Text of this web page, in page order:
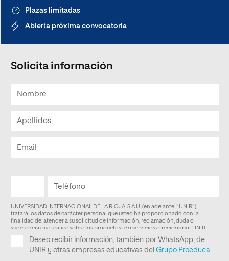
Plazas limitadas
Abierta próxima convocatoria
Solicita información